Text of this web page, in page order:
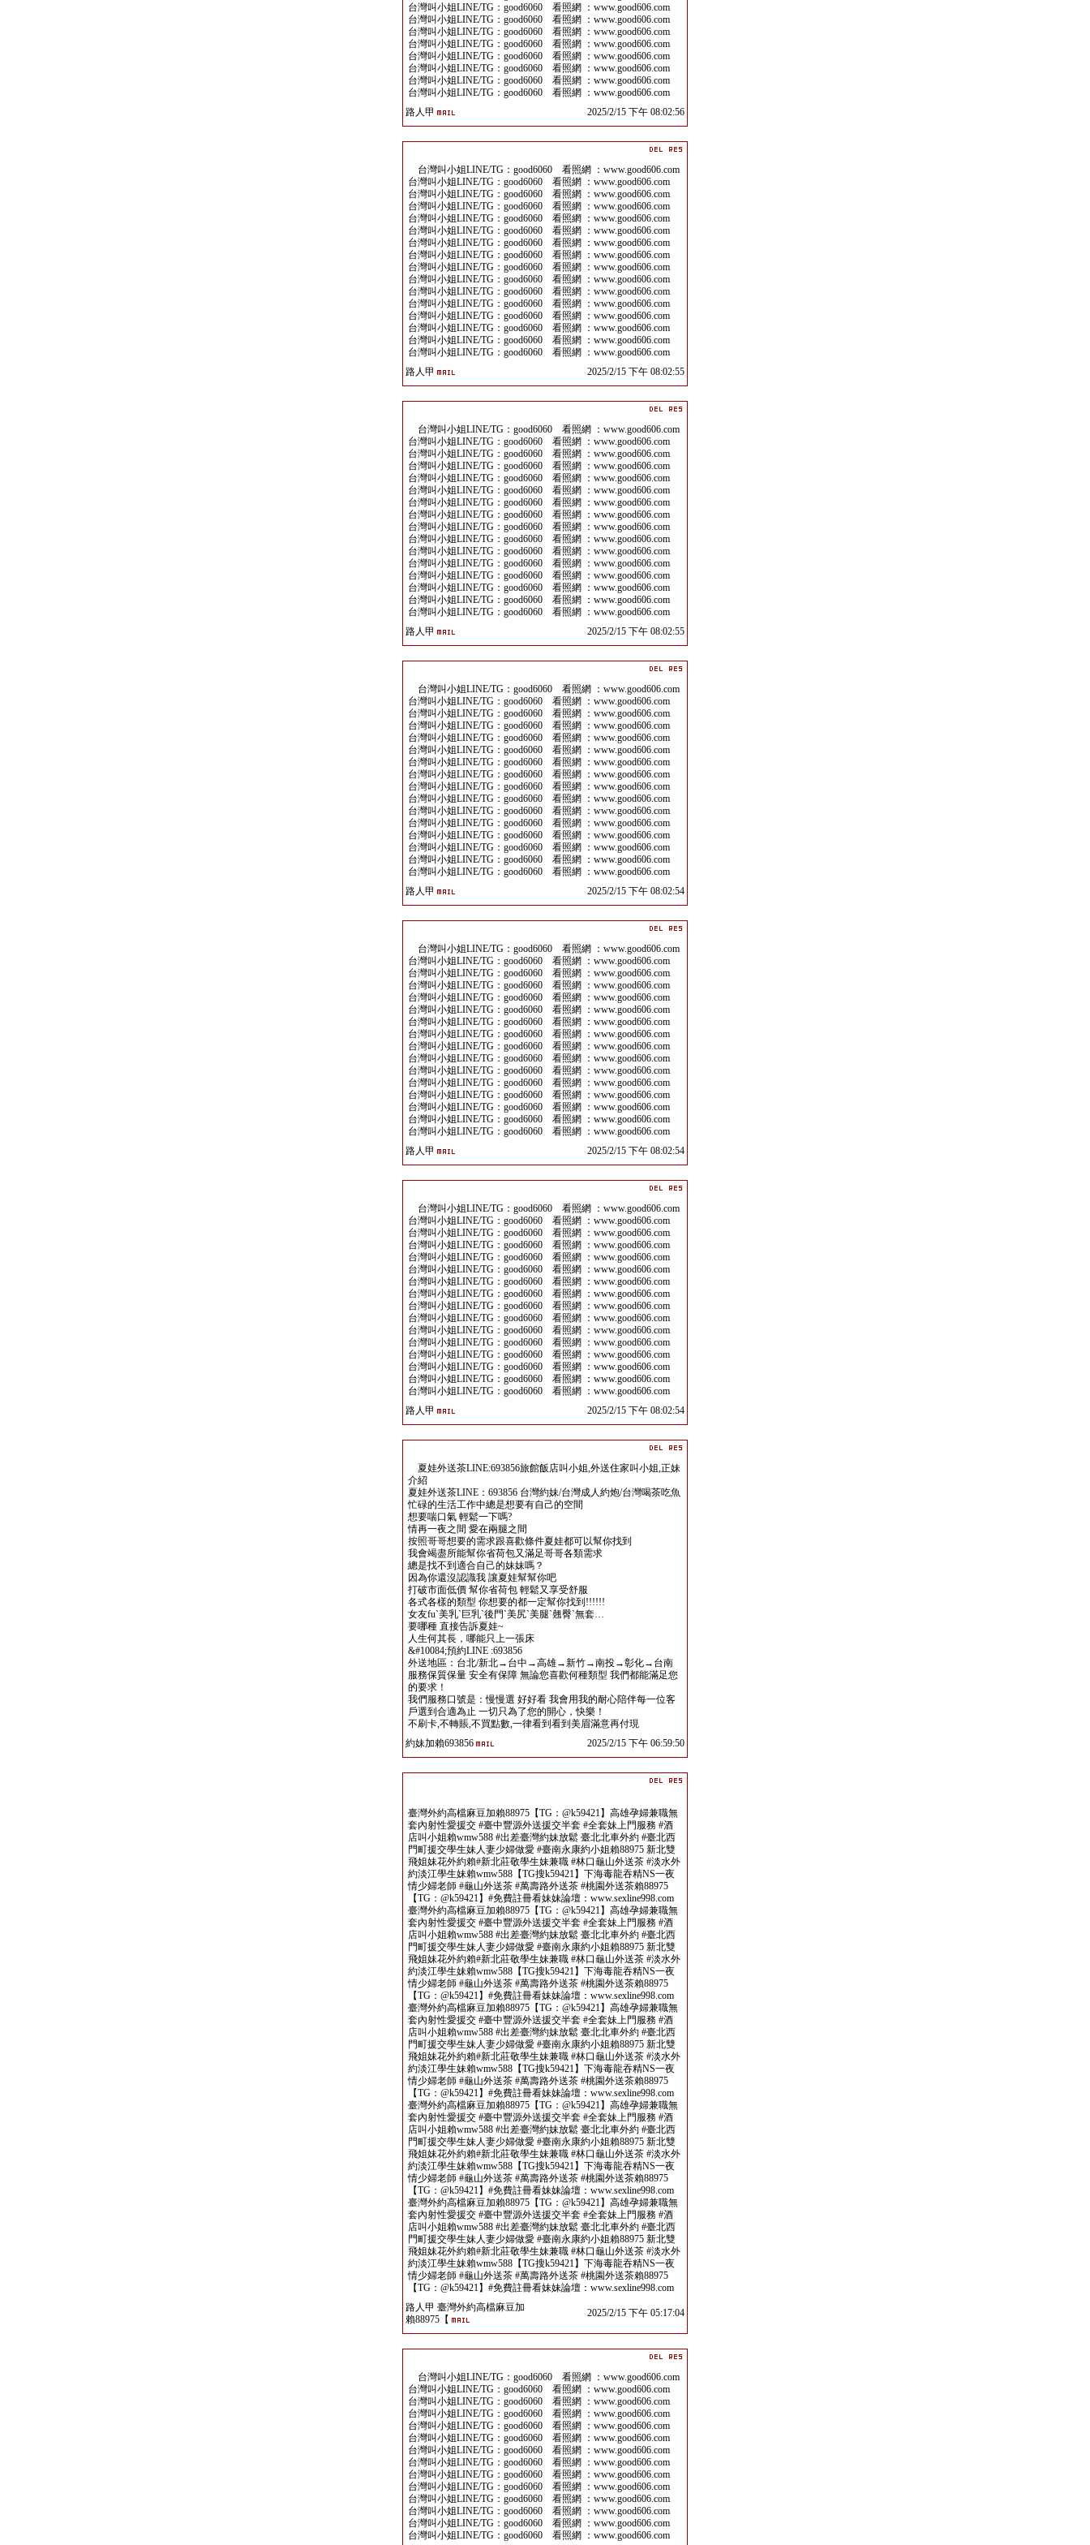
台灣叫小姐LINE/TG：good6060 看照網 ：www.good606.com
台灣叫小姐LINE/TG：good6060 看照網 ：www.good606.com
台灣叫小姐LINE/TG：good6060 看照網 ：www.good606.com
台灣叫小姐LINE/TG：good6060 看照網 ：www.good606.com
台灣叫小姐LINE/TG：good6060 看照網 ：www.good606.com
台灣叫小姐LINE/TG：good6060 看照網 ：www.good606.com
台灣叫小姐LINE/TG：good6060 看照網 ：www.good606.com
台灣叫小姐LINE/TG：good6060 看照網 ：www.good606.com
路人甲
2025/2/15 下午 08:02:56
台灣叫小姐LINE/TG：good6060 看照網 ：www.good606.com
台灣叫小姐LINE/TG：good6060 看照網 ：www.good606.com
台灣叫小姐LINE/TG：good6060 看照網 ：www.good606.com
台灣叫小姐LINE/TG：good6060 看照網 ：www.good606.com
台灣叫小姐LINE/TG：good6060 看照網 ：www.good606.com
台灣叫小姐LINE/TG：good6060 看照網 ：www.good606.com
台灣叫小姐LINE/TG：good6060 看照網 ：www.good606.com
台灣叫小姐LINE/TG：good6060 看照網 ：www.good606.com
台灣叫小姐LINE/TG：good6060 看照網 ：www.good606.com
台灣叫小姐LINE/TG：good6060 看照網 ：www.good606.com
台灣叫小姐LINE/TG：good6060 看照網 ：www.good606.com
台灣叫小姐LINE/TG：good6060 看照網 ：www.good606.com
台灣叫小姐LINE/TG：good6060 看照網 ：www.good606.com
台灣叫小姐LINE/TG：good6060 看照網 ：www.good606.com
台灣叫小姐LINE/TG：good6060 看照網 ：www.good606.com
台灣叫小姐LINE/TG：good6060 看照網 ：www.good606.com
路人甲
2025/2/15 下午 08:02:55
台灣叫小姐LINE/TG：good6060 看照網 ：www.good606.com
台灣叫小姐LINE/TG：good6060 看照網 ：www.good606.com
台灣叫小姐LINE/TG：good6060 看照網 ：www.good606.com
台灣叫小姐LINE/TG：good6060 看照網 ：www.good606.com
台灣叫小姐LINE/TG：good6060 看照網 ：www.good606.com
台灣叫小姐LINE/TG：good6060 看照網 ：www.good606.com
台灣叫小姐LINE/TG：good6060 看照網 ：www.good606.com
台灣叫小姐LINE/TG：good6060 看照網 ：www.good606.com
台灣叫小姐LINE/TG：good6060 看照網 ：www.good606.com
台灣叫小姐LINE/TG：good6060 看照網 ：www.good606.com
台灣叫小姐LINE/TG：good6060 看照網 ：www.good606.com
台灣叫小姐LINE/TG：good6060 看照網 ：www.good606.com
台灣叫小姐LINE/TG：good6060 看照網 ：www.good606.com
台灣叫小姐LINE/TG：good6060 看照網 ：www.good606.com
台灣叫小姐LINE/TG：good6060 看照網 ：www.good606.com
台灣叫小姐LINE/TG：good6060 看照網 ：www.good606.com
路人甲
2025/2/15 下午 08:02:55
台灣叫小姐LINE/TG：good6060 看照網 ：www.good606.com
台灣叫小姐LINE/TG：good6060 看照網 ：www.good606.com
台灣叫小姐LINE/TG：good6060 看照網 ：www.good606.com
台灣叫小姐LINE/TG：good6060 看照網 ：www.good606.com
台灣叫小姐LINE/TG：good6060 看照網 ：www.good606.com
台灣叫小姐LINE/TG：good6060 看照網 ：www.good606.com
台灣叫小姐LINE/TG：good6060 看照網 ：www.good606.com
台灣叫小姐LINE/TG：good6060 看照網 ：www.good606.com
台灣叫小姐LINE/TG：good6060 看照網 ：www.good606.com
台灣叫小姐LINE/TG：good6060 看照網 ：www.good606.com
台灣叫小姐LINE/TG：good6060 看照網 ：www.good606.com
台灣叫小姐LINE/TG：good6060 看照網 ：www.good606.com
台灣叫小姐LINE/TG：good6060 看照網 ：www.good606.com
台灣叫小姐LINE/TG：good6060 看照網 ：www.good606.com
台灣叫小姐LINE/TG：good6060 看照網 ：www.good606.com
台灣叫小姐LINE/TG：good6060 看照網 ：www.good606.com
路人甲
2025/2/15 下午 08:02:54
台灣叫小姐LINE/TG：good6060 看照網 ：www.good606.com
台灣叫小姐LINE/TG：good6060 看照網 ：www.good606.com
台灣叫小姐LINE/TG：good6060 看照網 ：www.good606.com
台灣叫小姐LINE/TG：good6060 看照網 ：www.good606.com
台灣叫小姐LINE/TG：good6060 看照網 ：www.good606.com
台灣叫小姐LINE/TG：good6060 看照網 ：www.good606.com
台灣叫小姐LINE/TG：good6060 看照網 ：www.good606.com
台灣叫小姐LINE/TG：good6060 看照網 ：www.good606.com
台灣叫小姐LINE/TG：good6060 看照網 ：www.good606.com
台灣叫小姐LINE/TG：good6060 看照網 ：www.good606.com
台灣叫小姐LINE/TG：good6060 看照網 ：www.good606.com
台灣叫小姐LINE/TG：good6060 看照網 ：www.good606.com
台灣叫小姐LINE/TG：good6060 看照網 ：www.good606.com
台灣叫小姐LINE/TG：good6060 看照網 ：www.good606.com
台灣叫小姐LINE/TG：good6060 看照網 ：www.good606.com
台灣叫小姐LINE/TG：good6060 看照網 ：www.good606.com
路人甲
2025/2/15 下午 08:02:54
台灣叫小姐LINE/TG：good6060 看照網 ：www.good606.com
台灣叫小姐LINE/TG：good6060 看照網 ：www.good606.com
台灣叫小姐LINE/TG：good6060 看照網 ：www.good606.com
台灣叫小姐LINE/TG：good6060 看照網 ：www.good606.com
台灣叫小姐LINE/TG：good6060 看照網 ：www.good606.com
台灣叫小姐LINE/TG：good6060 看照網 ：www.good606.com
台灣叫小姐LINE/TG：good6060 看照網 ：www.good606.com
台灣叫小姐LINE/TG：good6060 看照網 ：www.good606.com
台灣叫小姐LINE/TG：good6060 看照網 ：www.good606.com
台灣叫小姐LINE/TG：good6060 看照網 ：www.good606.com
台灣叫小姐LINE/TG：good6060 看照網 ：www.good606.com
台灣叫小姐LINE/TG：good6060 看照網 ：www.good606.com
台灣叫小姐LINE/TG：good6060 看照網 ：www.good606.com
台灣叫小姐LINE/TG：good6060 看照網 ：www.good606.com
台灣叫小姐LINE/TG：good6060 看照網 ：www.good606.com
台灣叫小姐LINE/TG：good6060 看照網 ：www.good606.com
路人甲
2025/2/15 下午 08:02:54
夏娃外送茶LINE:693856旅館飯店叫小姐,外送住家叫小姐,正妹
介紹
夏娃外送茶LINE：693856 台灣約妹/台灣成人約炮/台灣喝茶吃魚
忙碌的生活工作中總是想要有自己的空間
想要喘口氣 輕鬆一下嗎?
情再一夜之間 愛在兩腿之間
按照哥哥想要的需求跟喜歡條件夏娃都可以幫你找到
我會竭盡所能幫你省荷包又滿足哥哥各類需求
總是找不到適合自己的妹妹嗎？
因為你還沒認識我 讓夏娃幫幫你吧
打破市面低價 幫你省荷包 輕鬆又享受舒服
各式各樣的類型 你想要的都一定幫你找到!!!!!!
女友fuˋ美乳ˋ巨乳ˋ後門ˋ美尻ˋ美腿ˋ翹臀ˋ無套…
要哪種 直接告訴夏娃~
人生何其長，哪能只上一張床
&#10084;預約LINE :693856
外送地區：台北/新北→台中→高雄→新竹→南投→彰化→台南
服務保質保量 安全有保障 無論您喜歡何種類型 我們都能滿足您
的要求！
我們服務口號是：慢慢選 好好看 我會用我的耐心陪伴每一位客
戶選到合適為止 一切只為了您的開心，快樂！
不刷卡,不轉賬,不買點數,一律看到看到美眉滿意再付現
約妹加賴693856
2025/2/15 下午 06:59:50
臺灣外約高檔麻豆加賴88975【TG：@k59421】高雄孕婦兼職無
套內射性愛援交 #臺中豐源外送援交半套 #全套妹上門服務 #酒
店叫小姐賴wmw588 #出差臺灣約妹放鬆 臺北北車外約 #臺北西
門町援交學生妹人妻少婦做愛 #臺南永康約小姐賴88975 新北雙
飛姐妹花外約賴#新北莊敬學生妹兼職 #林口龜山外送茶 #淡水外
約淡江學生妹賴wmw588【TG搜k59421】下海毒龍吞精NS一夜
情少婦老師 #龜山外送茶 #萬壽路外送茶 #桃園外送茶賴88975
【TG：@k59421】#免費註冊看妹妹論壇：www.sexline998.com
臺灣外約高檔麻豆加賴88975【TG：@k59421】高雄孕婦兼職無
套內射性愛援交 #臺中豐源外送援交半套 #全套妹上門服務 #酒
店叫小姐賴wmw588 #出差臺灣約妹放鬆 臺北北車外約 #臺北西
門町援交學生妹人妻少婦做愛 #臺南永康約小姐賴88975 新北雙
飛姐妹花外約賴#新北莊敬學生妹兼職 #林口龜山外送茶 #淡水外
約淡江學生妹賴wmw588【TG搜k59421】下海毒龍吞精NS一夜
情少婦老師 #龜山外送茶 #萬壽路外送茶 #桃園外送茶賴88975
【TG：@k59421】#免費註冊看妹妹論壇：www.sexline998.com
臺灣外約高檔麻豆加賴88975【TG：@k59421】高雄孕婦兼職無
套內射性愛援交 #臺中豐源外送援交半套 #全套妹上門服務 #酒
店叫小姐賴wmw588 #出差臺灣約妹放鬆 臺北北車外約 #臺北西
門町援交學生妹人妻少婦做愛 #臺南永康約小姐賴88975 新北雙
飛姐妹花外約賴#新北莊敬學生妹兼職 #林口龜山外送茶 #淡水外
約淡江學生妹賴wmw588【TG搜k59421】下海毒龍吞精NS一夜
情少婦老師 #龜山外送茶 #萬壽路外送茶 #桃園外送茶賴88975
【TG：@k59421】#免費註冊看妹妹論壇：www.sexline998.com
臺灣外約高檔麻豆加賴88975【TG：@k59421】高雄孕婦兼職無
套內射性愛援交 #臺中豐源外送援交半套 #全套妹上門服務 #酒
店叫小姐賴wmw588 #出差臺灣約妹放鬆 臺北北車外約 #臺北西
門町援交學生妹人妻少婦做愛 #臺南永康約小姐賴88975 新北雙
飛姐妹花外約賴#新北莊敬學生妹兼職 #林口龜山外送茶 #淡水外
約淡江學生妹賴wmw588【TG搜k59421】下海毒龍吞精NS一夜
情少婦老師 #龜山外送茶 #萬壽路外送茶 #桃園外送茶賴88975
【TG：@k59421】#免費註冊看妹妹論壇：www.sexline998.com
臺灣外約高檔麻豆加賴88975【TG：@k59421】高雄孕婦兼職無
套內射性愛援交 #臺中豐源外送援交半套 #全套妹上門服務 #酒
店叫小姐賴wmw588 #出差臺灣約妹放鬆 臺北北車外約 #臺北西
門町援交學生妹人妻少婦做愛 #臺南永康約小姐賴88975 新北雙
飛姐妹花外約賴#新北莊敬學生妹兼職 #林口龜山外送茶 #淡水外
約淡江學生妹賴wmw588【TG搜k59421】下海毒龍吞精NS一夜
情少婦老師 #龜山外送茶 #萬壽路外送茶 #桃園外送茶賴88975
【TG：@k59421】#免費註冊看妹妹論壇：www.sexline998.com
路人甲 臺灣外約高檔麻豆加
賴88975【
2025/2/15 下午 05:17:04
台灣叫小姐LINE/TG：good6060 看照網 ：www.good606.com
台灣叫小姐LINE/TG：good6060 看照網 ：www.good606.com
台灣叫小姐LINE/TG：good6060 看照網 ：www.good606.com
台灣叫小姐LINE/TG：good6060 看照網 ：www.good606.com
台灣叫小姐LINE/TG：good6060 看照網 ：www.good606.com
台灣叫小姐LINE/TG：good6060 看照網 ：www.good606.com
台灣叫小姐LINE/TG：good6060 看照網 ：www.good606.com
台灣叫小姐LINE/TG：good6060 看照網 ：www.good606.com
台灣叫小姐LINE/TG：good6060 看照網 ：www.good606.com
台灣叫小姐LINE/TG：good6060 看照網 ：www.good606.com
台灣叫小姐LINE/TG：good6060 看照網 ：www.good606.com
台灣叫小姐LINE/TG：good6060 看照網 ：www.good606.com
台灣叫小姐LINE/TG：good6060 看照網 ：www.good606.com
台灣叫小姐LINE/TG：good6060 看照網 ：www.good606.com